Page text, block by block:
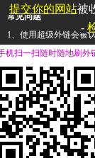
常见问题
1、使用超级外链会被
查询工具，模拟的是
推广竞争对手的网址，
2、网站优化单纯依靠
链，需要结合普通的
台交换友情链接。
3、如何使用超级外链
提交你的网站被
-
机扫一扫随时随地刷外